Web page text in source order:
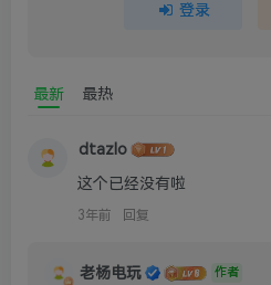
登录
最新 最热
dtazlo
这个已经没有啦
3年前 回复
老杨电玩 作者